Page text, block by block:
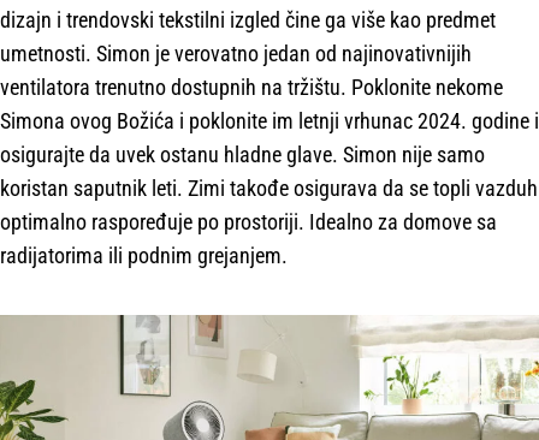
dizajn i trendovski tekstilni izgled čine ga više kao predmet
umetnosti. Simon je verovatno jedan od najinovativnijih
ventilatora trenutno dostupnih na tržištu. Poklonite nekome
Simona ovog Božića i poklonite im letnji vrhunac 2024. godine i
osigurajte da uvek ostanu hladne glave. Simon nije samo
koristan saputnik leti. Zimi takođe osigurava da se topli vazduh
optimalno raspoređuje po prostoriji. Idealno za domove sa
radijatorima ili podnim grejanjem.